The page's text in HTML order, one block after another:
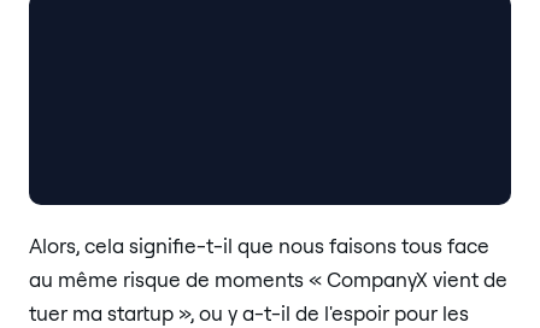
Alors, cela signifie-t-il que nous faisons tous face
au même risque de moments « CompanyX vient de
tuer ma startup », ou y a-t-il de l'espoir pour les